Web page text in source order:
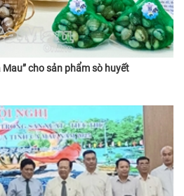
Mau” cho sản phẩm sò huyết